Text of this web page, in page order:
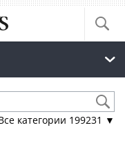
категории 199231 ▼